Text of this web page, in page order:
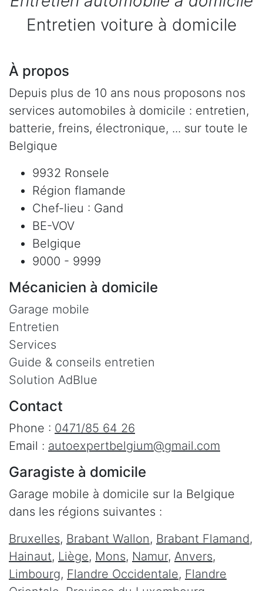
Entretien voiture à domicile
À propos
Depuis plus de 10 ans nous proposons nos
services automobiles à domicile : entretien,
batterie, freins, électronique, ... sur toute le
Belgique
9932 Ronsele
Région flamande
Chef-lieu : Gand
BE-VOV
Belgique
9000 - 9999
Mécanicien à domicile
Garage mobile
Entretien
Services
Guide & conseils entretien
Solution AdBlue
Contact
Phone : 0471/85 64 26
Email : autoexpertbelgium@gmail.com
Garagiste à domicile
Garage mobile à domicile sur la Belgique
dans les régions suivantes :
Bruxelles, Brabant Wallon, Brabant Flamand,
Hainaut, Liège, Mons, Namur, Anvers,
Limbourg, Flandre Occidentale, Flandre